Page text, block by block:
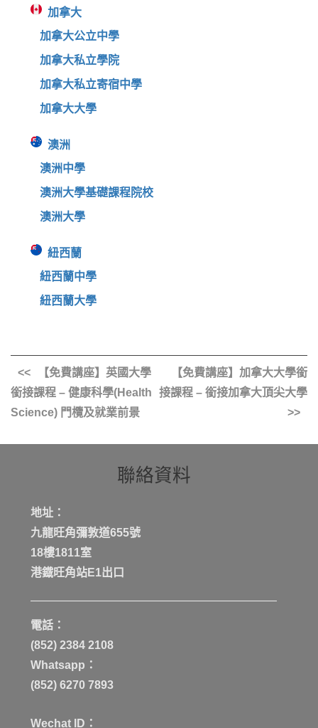
加拿大
加拿大公立中學
加拿大私立學院
加拿大私立寄宿中學
加拿大大學
澳洲
澳洲中學
澳洲大學基礎課程院校
澳洲大學
紐西蘭
紐西蘭中學
紐西蘭大學
【免費講座】英國大學
銜接課程 – 健康科學(Health
Science) 門欖及就業前景
【免費講座】加拿大大學銜
接課程 – 銜接加拿大頂尖大學
聯絡資料
地址：
九龍旺角彌敦道655號
18樓1811室
港鐡旺角站E1出口
電話：
(852) 2384 2108
Whatsapp：
(852) 6270 7893
Wechat ID：